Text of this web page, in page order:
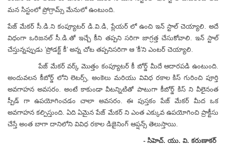
మన సిస్టంలో ప్రోగ్రామ్స్ మేనులో ఉంటుంది.
పేజ్ మేకర్ సీ.డి.ని కంప్యూటర్ డి.వి.డి, ప్లేయర్ లో ఉంచి ఇన్ స్టాల్ చెయ్యాలి. అదే
విధంగా ఒరిజనల్ సీ.డి.తో ఇచ్చే కీని తప్పని సరిగా జాగ్రత్త చేసుకోవాలి. ఇన్ స్టాల్
చేస్తున్నప్పుడు 'ప్రోడక్ట్ కీ' అన్న చోట తప్పనిసరిగా ఆ 'కీ'ని ఎంటర్ చెయ్యాలి.
పేజ్ మేకర్ వర్క్ మొత్తం కంప్యూటర్ కీ బోర్డ్ మీదే ఆదారపడి ఉంటుంది.
అందువలన కీబోర్డ్ లోని లెటర్స్, అంకెలు మరియు వివిధ రకాల కిస్ గురించి పూర్తి
అవగాహన అవసరం. అంటే కాకుండా వీటన్నిటితో పాటుగా కీబోర్డ్ కిస్ ని వీలైనంత
స్పీడ్ గా ఉపయోగించడం చాలా అవసరం. ఈ పుస్తకం పేజ్ మేకర్ మీద ఒక
అవగాహన కల్పిస్తుంది. ఏది ఏమైన పేజ్ మేకర్ ని ఎంత ఎక్కువ ఉపయోగించి ప్రాక్టీసు
చేస్తే అంత బాగా దానిలోని వివిధ రకాల డిజైనింగ్ ఆప్షన్స్ తెలుస్తాయి.
- సిహెచ్. యు. వి. కరుణాకర్